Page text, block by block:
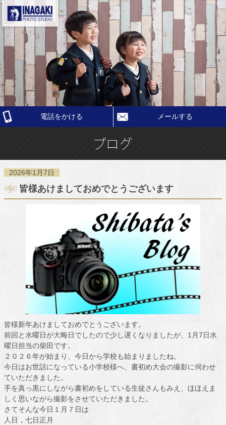
電話をかける メールする
2026年1月7日
皆様あけましておめでとうございます
皆様新年あけましておめでとうございます。
前回と水曜日が大晦日でしたので少し遅くなりましたが、1月7日水
曜日担当の柴田です。
２０２６年が始まり、今日から学校も始まりましたね。
今日はお世話になっている小学校様へ、書初め大会の撮影に伺わせ
ていただきました。
手を真っ黒にしながら書初めをしている生徒さんもみえ、ほほえま
しく思いながら撮影をさせていただきました。
さてそんな今日１月７日は
人日，七日正月